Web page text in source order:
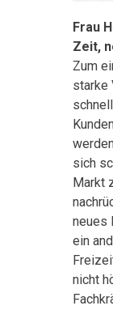
Frau
Zeit,
Zum
starke
sich
Markt
neues
ein
nicht